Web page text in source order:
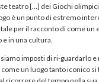
teatro […] dei Giochi
è un punto di estremo
per il racconto di come un
in una cultura.
imposti di ri-guardarlo
un luogo tanto iconico si